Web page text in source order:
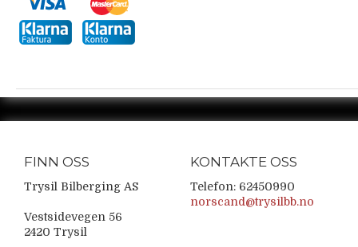
FINN OSS
Trysil Bilberging AS
Vestsidevegen 56
2420 Trysil
KONTAKTE OSS
Telefon: 62450990
norscand@trysilbb.no